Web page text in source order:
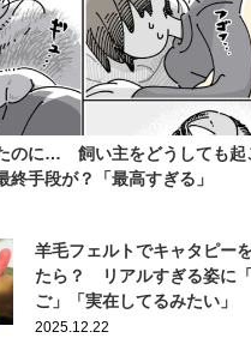
のに… 飼い主をどうしても起
終手段が？「最高すぎる」
羊毛フェルトでキャタピー
たら？ リアルすぎる姿に
ご」「実在してるみたい」
2025.12.22